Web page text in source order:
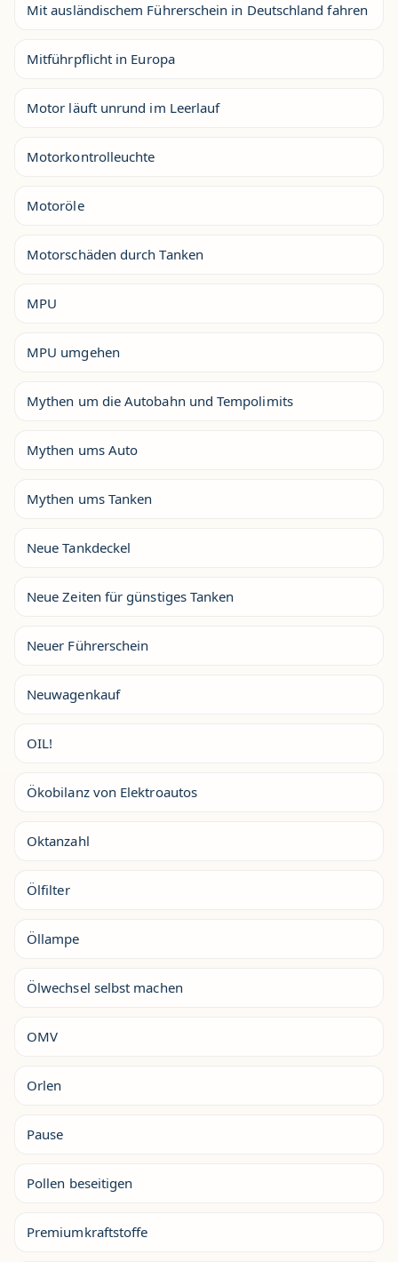
Mit ausländischem Führerschein in Deutschland fahren
Mitführpflicht in Europa
Motor läuft unrund im Leerlauf
Motorkontrolleuchte
Motoröle
Motorschäden durch Tanken
MPU
MPU umgehen
Mythen um die Autobahn und Tempolimits
Mythen ums Auto
Mythen ums Tanken
Neue Tankdeckel
Neue Zeiten für günstiges Tanken
Neuer Führerschein
Neuwagenkauf
OIL!
Ökobilanz von Elektroautos
Oktanzahl
Ölfilter
Öllampe
Ölwechsel selbst machen
OMV
Orlen
Pause
Pollen beseitigen
Premiumkraftstoffe